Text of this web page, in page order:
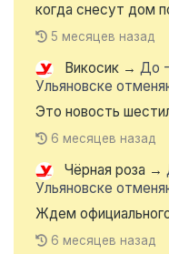
когда снесут дом
5 месяцев назад
Викосик → До -
Ульяновске
Это новость
6 месяцев назад
Чёрная роза →
Ульяновске
Ждем
6 месяцев назад